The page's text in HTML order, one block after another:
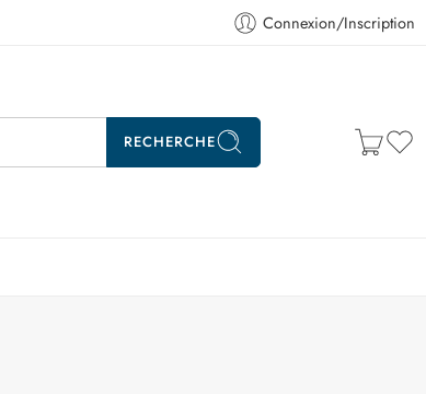
Connexion/Inscription
RECHERCHE